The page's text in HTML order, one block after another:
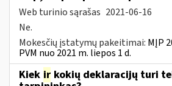
Web turinio sąrašas 2021-06-16
Ne.
Mokesčių įstatymų pakeitimai: MĮP
PVM nuo 2021 m. liepos 1 d.
Kiek ir kokių deklaracijų turi